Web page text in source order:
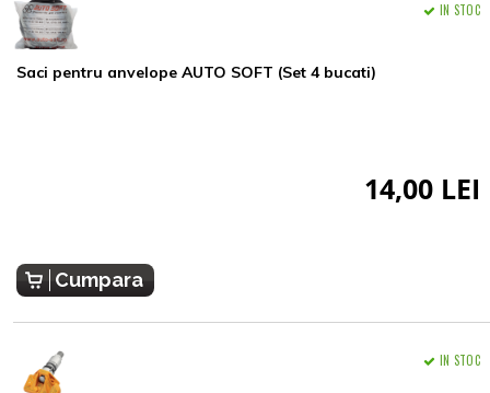
Saci pentru anvelope AUTO SOFT (Set 4 bucati)
IN STOC
14,00 LEI
Cumpara
IN STOC